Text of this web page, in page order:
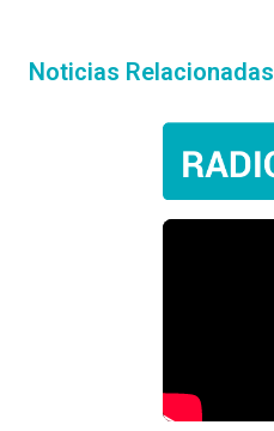
Noticias Relacionadas